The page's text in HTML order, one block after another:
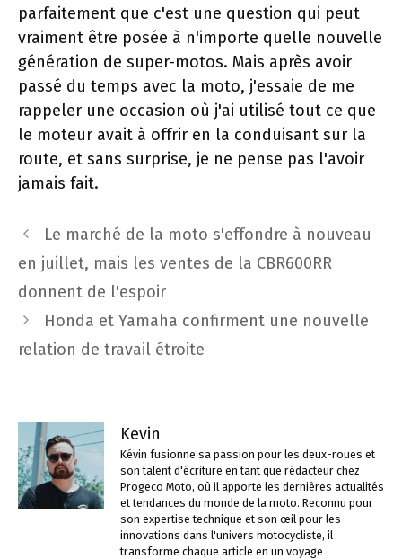
parfaitement que c'est une question qui peut
vraiment être posée à n'importe quelle nouvelle
génération de super-motos. Mais après avoir
passé du temps avec la moto, j'essaie de me
rappeler une occasion où j'ai utilisé tout ce que
le moteur avait à offrir en la conduisant sur la
route, et sans surprise, je ne pense pas l'avoir
jamais fait.
Navigation
des
Le marché de la moto s'effondre à nouveau
en juillet, mais les ventes de la CBR600RR
donnent de l'espoir
Honda et Yamaha confirment une nouvelle
relation de travail étroite
Kevin
Kévin fusionne sa passion pour les deux-roues et
son talent d'écriture en tant que rédacteur chez
Progeco Moto, où il apporte les dernières actualités
et tendances du monde de la moto. Reconnu pour
son expertise technique et son œil pour les
innovations dans l'univers motocycliste, il
transforme chaque article en un voyage